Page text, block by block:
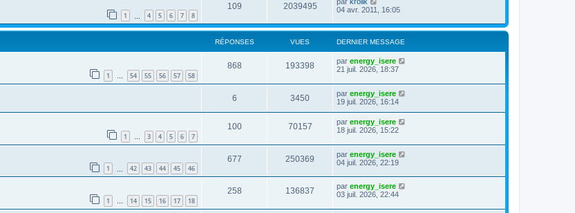
1 4 5 6 7 8
109 2039495
04 avr. 2011, 16:05
RÉPONSES VUES DERNIER MESSAGE
1 … 54 55 56 57 58
868 193398 par energy_isere
21 juil. 2026, 18:37
6 3450 par energy_isere
19 juil. 2026, 16:14
1 … 3 4 5 6 7
100 70157 par energy_isere
18 juil. 2026, 15:22
1 42 43 44 45 46
677 250369 par energy_isere
04 juil. 2026, 22:19
1 … 14 15 16 17 18
258 136837 par energy_isere
03 juil. 2026, 22:44